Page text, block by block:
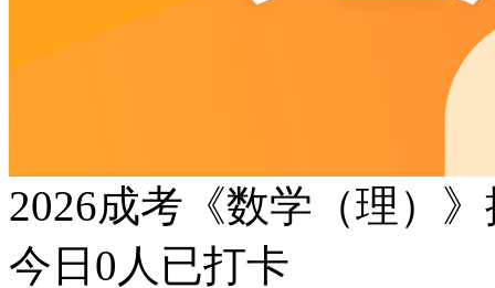
2026成考《数学（理）
今日 0 人已打卡